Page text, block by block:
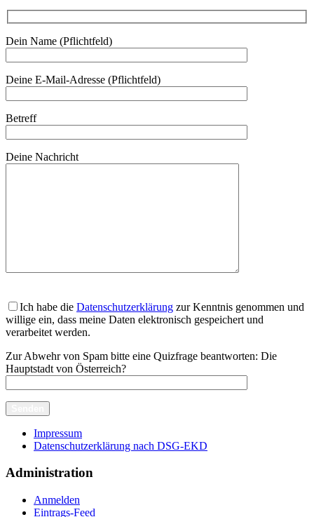
Dein Name (Pflichtfeld)
Deine E-Mail-Adresse (Pflichtfeld)
Betreff
Deine Nachricht
Ich habe die Datenschutzerklärung zur Kenntnis genommen und
willige ein, dass meine Daten elektronisch gespeichert und
verarbeitet werden.
Zur Abwehr von Spam bitte eine Quizfrage beantworten: Die
Hauptstadt von Österreich?
Impressum
Datenschutzerklärung nach DSG-EKD
Administration
Anmelden
Eintrags-Feed